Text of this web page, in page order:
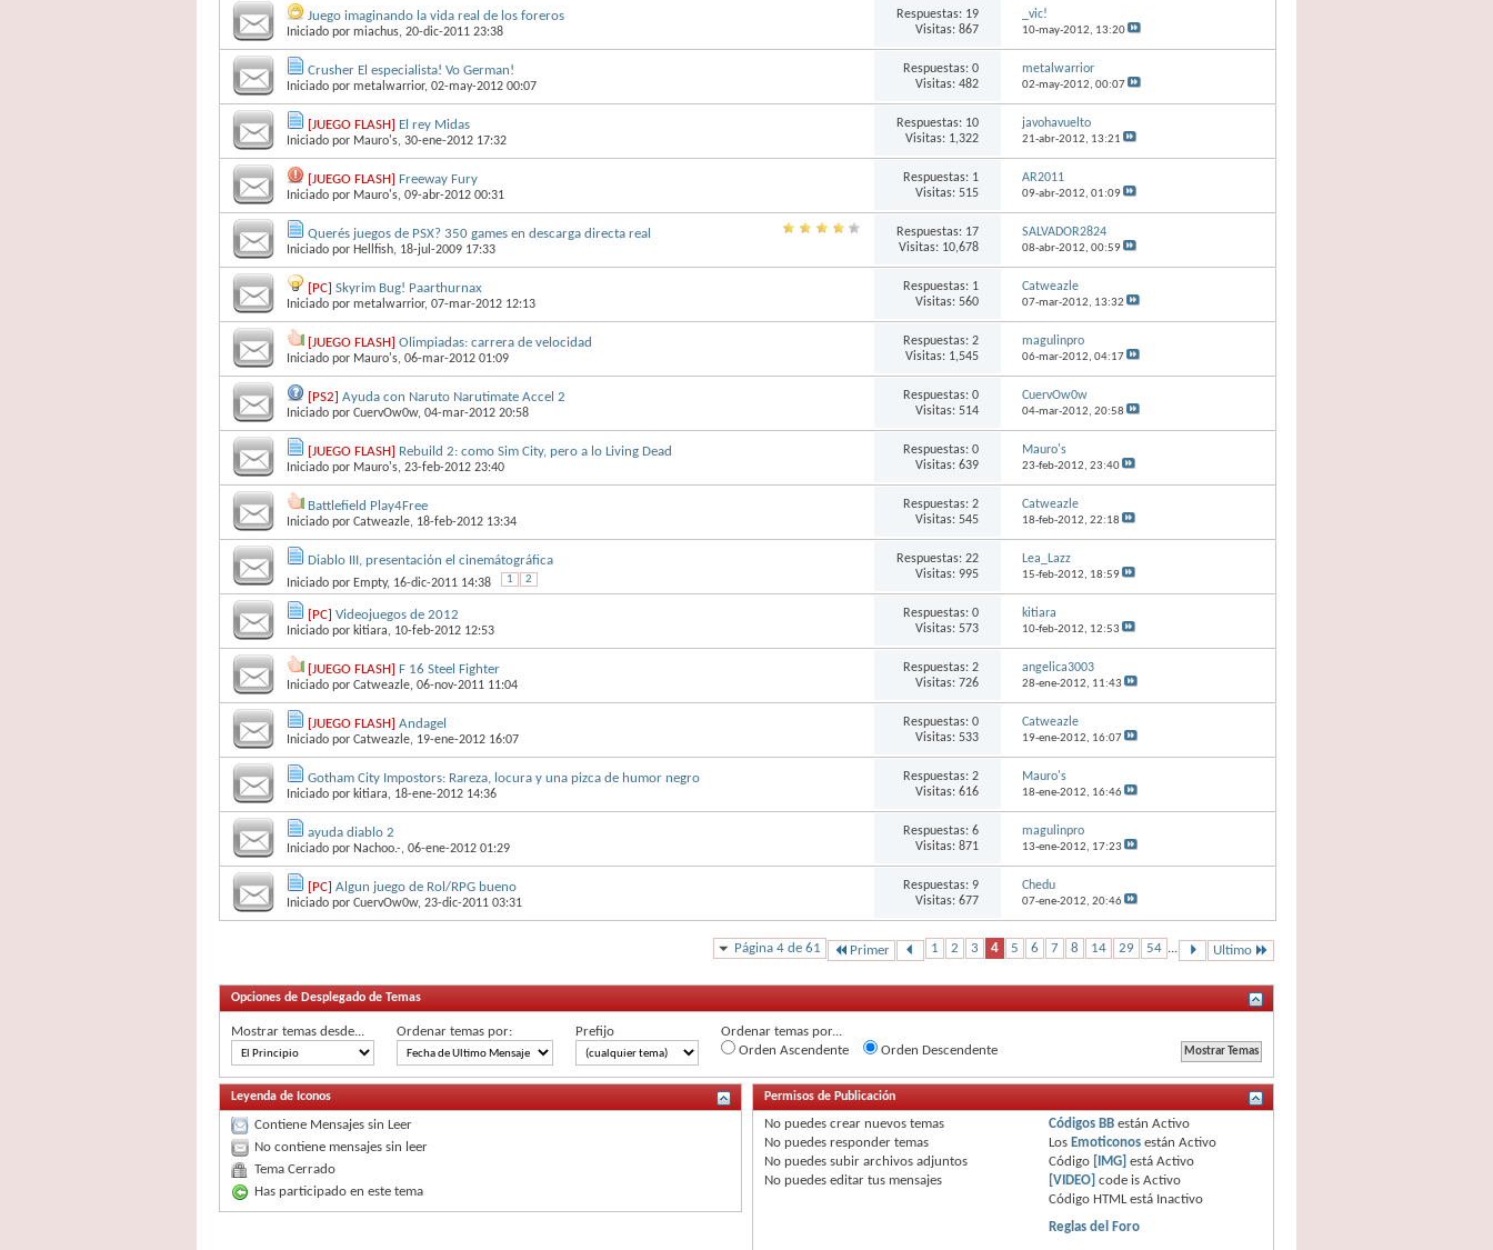
Juego imaginando la vida real de los foreros
Iniciado por miachus, 20-dic-2011 23:38
Respuestas: 19
Visitas: 867
_vic!
10-may-2012, 13:20
Crusher El especialista! Vo German!
Iniciado por metalwarrior, 02-may-2012 00:07
Respuestas: 0
Visitas: 482
metalwarrior
02-may-2012, 00:07
[JUEGO FLASH] El rey Midas
Iniciado por Mauro's, 30-ene-2012 17:32
Respuestas: 10
Visitas: 1,322
javohavuelto
21-abr-2012, 13:21
[JUEGO FLASH] Freeway Fury
Iniciado por Mauro's, 09-abr-2012 00:31
Respuestas: 1
Visitas: 515
AR2011
09-abr-2012, 01:09
Querés juegos de PSX? 350 games en descarga directa real
Iniciado por Hellfish, 18-jul-2009 17:33
Respuestas: 17
Visitas: 10,678
SALVADOR2824
08-abr-2012, 00:59
[PC] Skyrim Bug! Paarthurnax
Iniciado por metalwarrior, 07-mar-2012 12:13
Respuestas: 1
Visitas: 560
Catweazle
07-mar-2012, 13:32
[JUEGO FLASH] Olimpiadas: carrera de velocidad
Iniciado por Mauro's, 06-mar-2012 01:09
Respuestas: 2
Visitas: 1,545
magulinpro
06-mar-2012, 04:17
[PS2] Ayuda con Naruto Narutimate Accel 2
Iniciado por CuervOw0w, 04-mar-2012 20:58
Respuestas: 0
Visitas: 514
CuervOw0w
04-mar-2012, 20:58
[JUEGO FLASH] Rebuild 2: como Sim City, pero a lo Living Dead
Iniciado por Mauro's, 23-feb-2012 23:40
Respuestas: 0
Visitas: 639
Mauro's
23-feb-2012, 23:40
Battlefield Play4Free
Iniciado por Catweazle, 18-feb-2012 13:34
Respuestas: 2
Visitas: 545
Catweazle
18-feb-2012, 22:18
Diablo III, presentación el cinemátográfica
Iniciado por Empty, 16-dic-2011 14:38 1 2
Respuestas: 22
Visitas: 995
Lea_Lazz
15-feb-2012, 18:59
[PC] Videojuegos de 2012
Iniciado por kitiara, 10-feb-2012 12:53
Respuestas: 0
Visitas: 573
kitiara
10-feb-2012, 12:53
[JUEGO FLASH] F 16 Steel Fighter
Iniciado por Catweazle, 06-nov-2011 11:04
Respuestas: 2
Visitas: 726
angelica3003
28-ene-2012, 11:43
[JUEGO FLASH] Andagel
Iniciado por Catweazle, 19-ene-2012 16:07
Respuestas: 0
Visitas: 533
Catweazle
19-ene-2012, 16:07
Gotham City Impostors: Rareza, locura y una pizca de humor negro
Iniciado por kitiara, 18-ene-2012 14:36
Respuestas: 2
Visitas: 616
Mauro's
18-ene-2012, 16:46
ayuda diablo 2
Iniciado por Nachoo.-, 06-ene-2012 01:29
Respuestas: 6
Visitas: 871
magulinpro
13-ene-2012, 17:23
[PC] Algun juego de Rol/RPG bueno
Iniciado por CuervOw0w, 23-dic-2011 03:31
Respuestas: 9
Visitas: 677
Chedu
07-ene-2012, 20:46
Página 4 de 61 Primer 1 2 3 4 5 6 7 8 14 29 54 ... Ultimo
Opciones de Desplegado de Temas
Mostrar temas desde... Ordenar temas por: Prefijo
Ordenar temas por...
Orden Ascendente
Orden Descendente
Leyenda de Iconos
Contiene Mensajes sin Leer
No contiene mensajes sin leer
Tema Cerrado
Has participado en este tema
Permisos de Publicación
No puedescrear nuevos temas
No puedesresponder temas
No puedessubir archivos adjuntos
No puedeseditar tus mensajes
Códigos BB estánActivo
Los Emoticonos estánActivo
Código [IMG] estáActivo
[VIDEO] code isActivo
Código HTML está Inactivo
Reglas del Foro